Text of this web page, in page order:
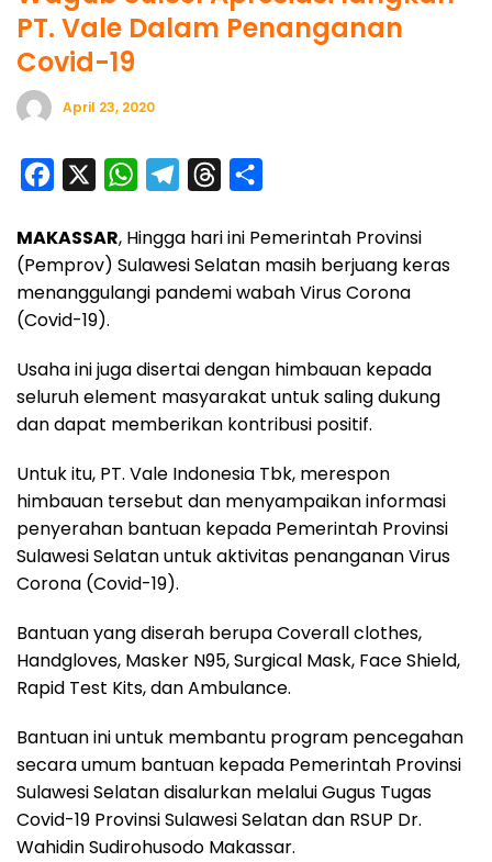
PT. Vale Dalam Penanganan
Covid-19
April 23, 2020
c
e
b
o
k
W
a
t
s
p
p
l
e
g
a
m
r
e
a
s
a
r
e
MAKASSAR, Hingga hari ini Pemerintah Provinsi
(Pemprov) Sulawesi Selatan masih berjuang keras
menanggulangi pandemi wabah Virus Corona
(Covid-19).
Usaha ini juga disertai dengan himbauan kepada
seluruh element masyarakat untuk saling dukung
dan dapat memberikan kontribusi positif.
Untuk itu, PT. Vale Indonesia Tbk, merespon
himbauan tersebut dan menyampaikan informasi
penyerahan bantuan kepada Pemerintah Provinsi
Sulawesi Selatan untuk aktivitas penanganan Virus
Corona (Covid-19).
Bantuan yang diserah berupa Coverall clothes,
Handgloves, Masker N95, Surgical Mask, Face Shield,
Rapid Test Kits, dan Ambulance.
Bantuan ini untuk membantu program pencegahan
secara umum bantuan kepada Pemerintah Provinsi
Sulawesi Selatan disalurkan melalui Gugus Tugas
Covid-19 Provinsi Sulawesi Selatan dan RSUP Dr.
Wahidin Sudirohusodo Makassar.